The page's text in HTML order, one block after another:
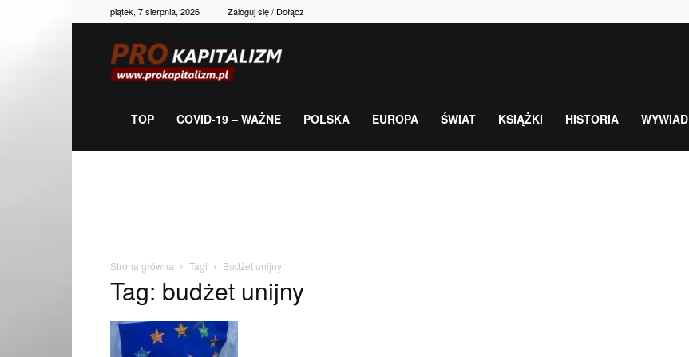
piątek, 7 sierpnia, 2026 Zaloguj się / Dołącz
gospodarka,
newsy
TOP COVID-19 – WAŻNE POLSKA EUROPA ŚWIAT KSIĄŻKI HISTORIA WYWIAD
Strona główna Tagi Budżet unijny
Tag: budżet unijny